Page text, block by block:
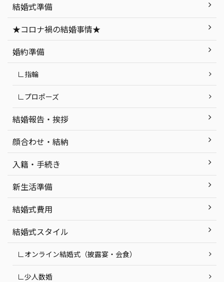
でき
は
』
いき
トウエディングを徹底解説します！ 目
次 「ナイトウエディング」って何？ ナ
イトウエディングのメリット・デメリ
ット ナイトウエディングの式場探しで
気をつけたいポイン ...
ト
紹
町
結婚式準備
★コロナ禍の結婚事情★
婚約準備
∟指輪
∟プロポーズ
結婚報告・挨拶
顔合わせ・結納
入籍・手続き
新生活準備
結婚式費用
結婚式スタイル
∟オンライン結婚式（披露宴・会食）
∟少人数婚